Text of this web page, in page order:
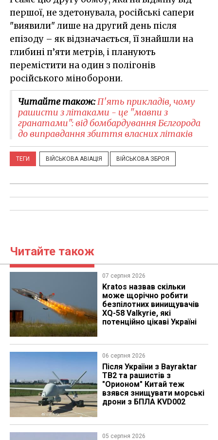
першої, не здетонувала, російські сапери
"виявили" лише на другий день після
епізоду – як відзначається, її знайшли на
глибині п’яти метрів, і планують
перемістити на один з полігонів
російського міноборони.
Читайте також:П'ять прикладів, чому
рашисти з літаками - це "мавпи з
гранатами": від бомбардування Бєлгорода
до виправдання збиття власних літаків
ТЕГИ ВІЙСЬКОВА АВІАЦІЯ ВІЙСЬКОВА ЗБРОЯ
Читайте також
07 серпня 2026
Kratos назвав скільки
може щорічно робити
безпілотних винищувачів
XQ-58 Valkyrie, які
потенційно цікаві Україні
06 серпня 2026
Після України з Bayraktar
TB2 та рашистів з
"Орионом" Китай теж
взявся знищувати морські
дрони з БПЛА KVD002
05 серпня 2026